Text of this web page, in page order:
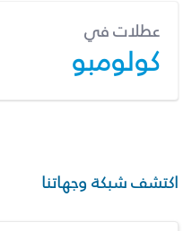
عطلات في
كولومبو
اكتشف شبكة وجهاتنا